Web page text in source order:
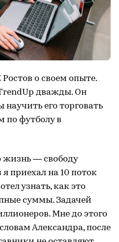
о своем опыте.
дважды. Он
его торговать
по футболу в
жизнь — свободу
приехал на 10 поток
узнать, как это
суммы. Задачей
Мне до этого
Александра, после